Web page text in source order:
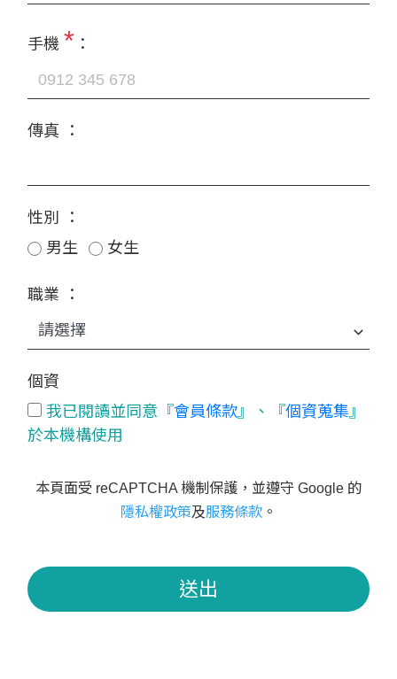
手機 * ：
傳真 ：
性別 ：
男生
女生
職業 ：
個資
我已閱讀並同意『會員條款 』、『個資蒐集 』
於本機構使用
本頁面受 reCAPTCHA 機制保護，並遵守 Google 的
隱私權政策及服務條款 。
送出